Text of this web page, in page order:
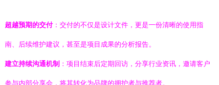
超越预期的交付：交付的不仅是设计文件，更是一份清晰的使用指
南、后续维护建议，甚至是项目成果的分析报告。
建立持续沟通机制 ：项目结束后定期回访，分享行业资讯，邀请客户
参与内部分享会，将其转化为品牌的拥护者与推荐者。